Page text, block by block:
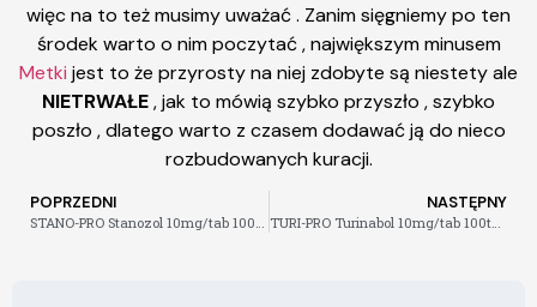
więc na to też musimy uważać . Zanim sięgniemy po ten
środek warto o nim poczytać , największym minusem
Metki jest to że przyrosty na niej zdobyte są niestety ale
NIETRWAŁE, jak to mówią szybko przyszło , szybko
poszło , dlatego warto z czasem dodawać ją do nieco
rozbudowanych kuracji.
POPRZEDNI
STANO-PRO Stanozol 10mg/tab 100tabs
NASTĘPNY
TURI-PRO Turinabol 10mg/tab 100tabs